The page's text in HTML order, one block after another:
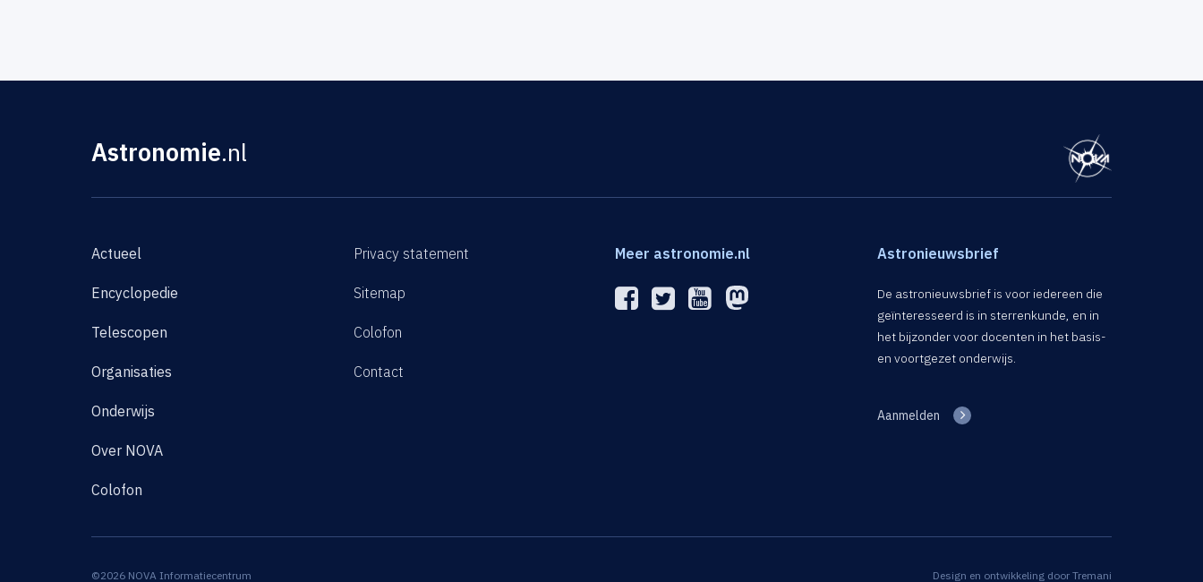
Astronomie.nl
Actueel
Encyclopedie
Telescopen
Organisaties
Onderwijs
Over NOVA
Colofon
Privacy statement
Sitemap
Colofon
Contact
Meer astronomie.nl Astronieuwsbrief
De astronieuwsbrief is voor iedereen die
geïnteresseerd is in sterrenkunde, en in
het bijzonder voor docenten in het basis-
en voortgezet onderwijs.
Aanmelden
©2026 NOVA Informatiecentrum Design en ontwikkeling door Tremani